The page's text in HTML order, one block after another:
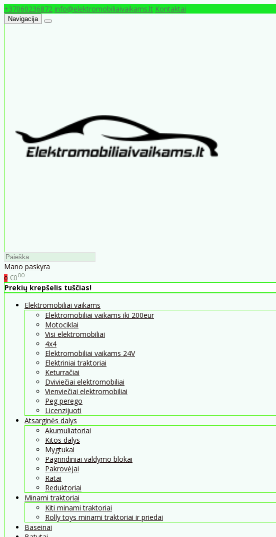
+37060236872 info@elektromobiliaivaikams.lt Kontaktai
Navigacija
Mano paskyra
0 €000
Prekių krepšelis tuščias!
Elektromobiliai vaikams
Elektromobiliai vaikams iki 200eur
Motociklai
Visi elektromobiliai
4x4
Elektromobiliai vaikams 24V
Elektriniai traktoriai
Keturračiai
Dviviečiai elektromobiliai
Vienviečiai elektromobiliai
Peg perego
Licenzijuoti
Atsarginės dalys
Akumuliatoriai
Kitos dalys
Mygtukai
Pagrindiniai valdymo blokai
Pakrovėjai
Ratai
Reduktoriai
Minami traktoriai
Kiti minami traktoriai
Rolly toys minami traktoriai ir priedai
Baseinai